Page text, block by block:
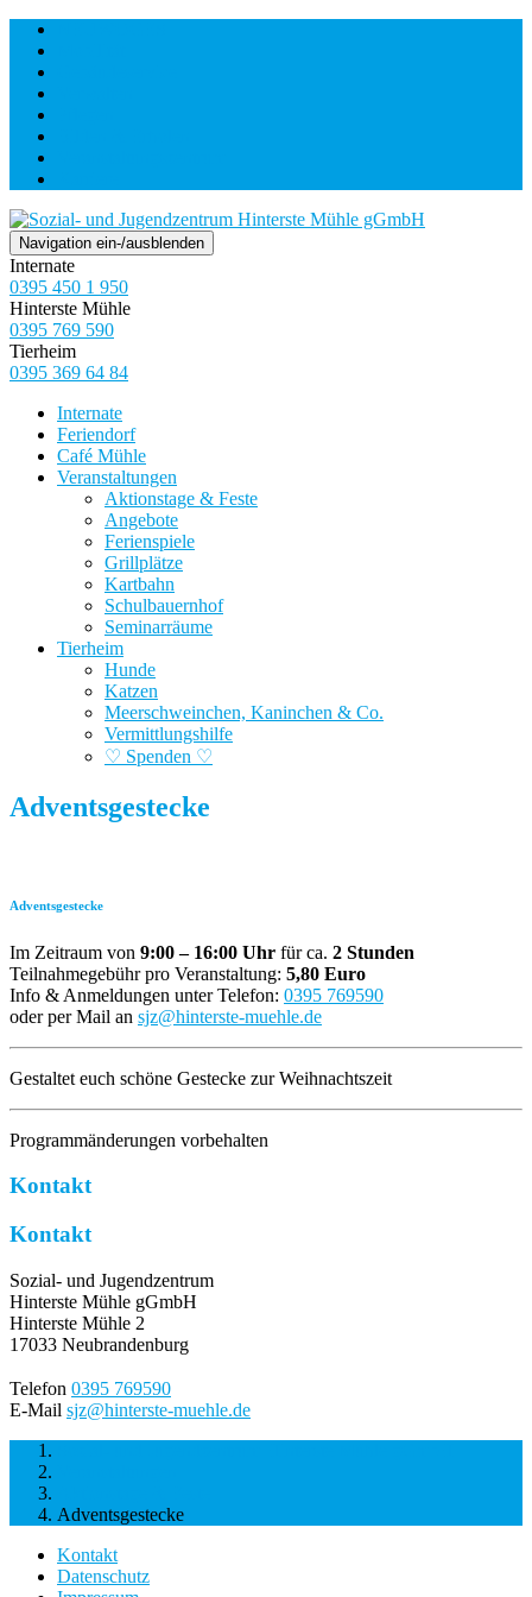
Navigation ein-/ausblenden
Internate
0395 450 1 950
Hinterste Mühle
0395 769 590
Tierheim
0395 369 64 84
Internate
Feriendorf
Café Mühle
Veranstaltungen
Aktionstage & Feste
Angebote
Ferienspiele
Grillplätze
Kartbahn
Schulbauernhof
Seminarräume
Tierheim
Hunde
Katzen
Meerschweinchen, Kaninchen & Co.
Vermittlungshilfe
♡ Spenden ♡
Adventsgestecke
Adventsgestecke
Im Zeitraum von 9:00 – 16:00 Uhr für ca. 2 Stunden
Teilnahmegebühr pro Veranstaltung: 5,80 Euro
Info & Anmeldungen unter Telefon: 0395 769590
oder per Mail an sjz@hinterste-muehle.de
Gestaltet euch schöne Gestecke zur Weihnachtszeit
Programmänderungen vorbehalten
Kontakt
Kontakt
Sozial- und Jugendzentrum
Hinterste Mühle gGmbH
Hinterste Mühle 2
17033 Neubrandenburg
Telefon 0395 769590
E-Mail sjz@hinterste-muehle.de
Adventsgestecke
Kontakt
Datenschutz